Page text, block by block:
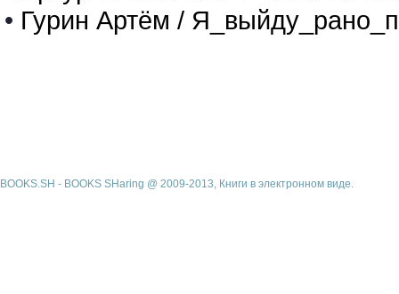
• Гурин Артём /
BOOKS.SH - BOOKS SHaring @ 2009-2013, Книги в электронном виде.